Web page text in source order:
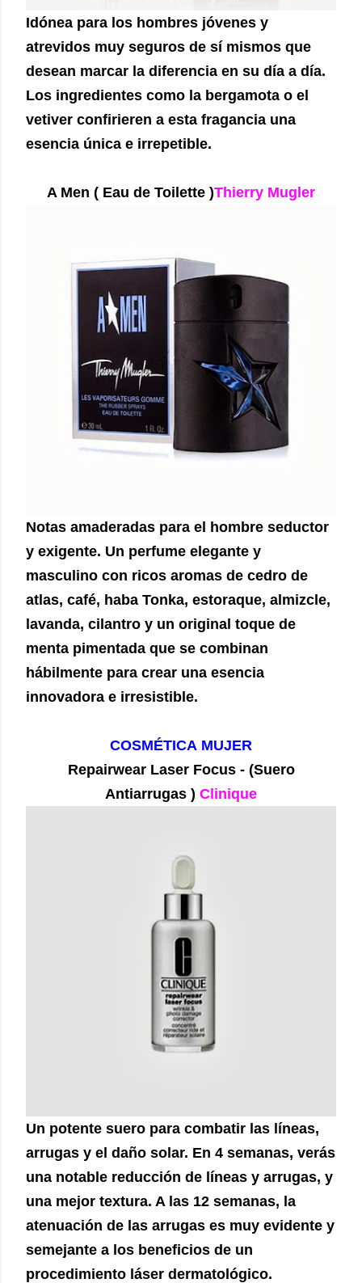
Idónea para los hombres jóvenes y
atrevidos muy seguros de sí mismos que
desean marcar la diferencia en su día a día.
Los ingredientes como la bergamota o el
vetiver confirieren a esta fragancia una
esencia única e irrepetible.
A Men ( Eau de Toilette )Thierry Mugler
Notas amaderadas para el hombre seductor
y exigente. Un perfume elegante y
masculino con ricos aromas de cedro de
atlas, café, haba Tonka, estoraque, almizcle,
lavanda, cilantro y un original toque de
menta pimentada que se combinan
hábilmente para crear una esencia
innovadora e irresistible.
COSMÉTICA MUJER
Repairwear Laser Focus - (Suero
Antiarrugas ) Clinique
Un potente suero para combatir las líneas,
arrugas y el daño solar. En 4 semanas, verás
una notable reducción de líneas y arrugas, y
una mejor textura. A las 12 semanas, la
atenuación de las arrugas es muy evidente y
semejante a los beneficios de un
procedimiento láser dermatológico.